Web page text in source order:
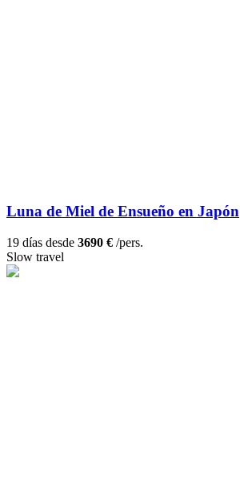
Luna de Miel de Ensueño en Japón
19 días desde 3690 € /pers.
Slow travel